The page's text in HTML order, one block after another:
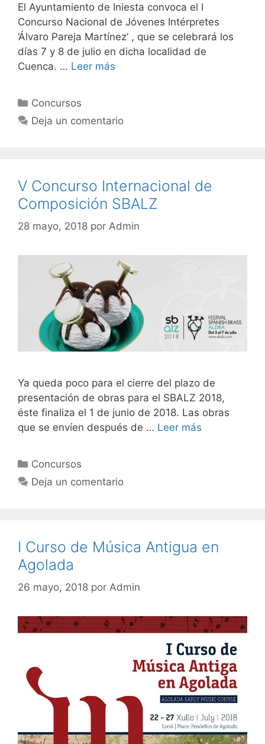
El Ayuntamiento de Iniesta convoca el I
Concurso Nacional de Jóvenes Intérpretes
‘Álvaro Pareja Martínez’ , que se celebrará los
días 7 y 8 de julio en dicha localidad de
Cuenca. … Leer más
Categorías
Concursos
Deja un comentario
V Concurso Internacional de
Composición SBALZ
28 mayo, 2018 por Admin
Ya queda poco para el cierre del plazo de
presentación de obras para el SBALZ 2018,
éste finaliza el 1 de junio de 2018. Las obras
que se envíen después de … Leer más
Categorías
Concursos
Deja un comentario
I Curso de Música Antigua en
Agolada
26 mayo, 2018 por Admin